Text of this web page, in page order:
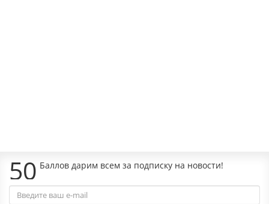
50 Баллов дарим всем за подписку на новости!